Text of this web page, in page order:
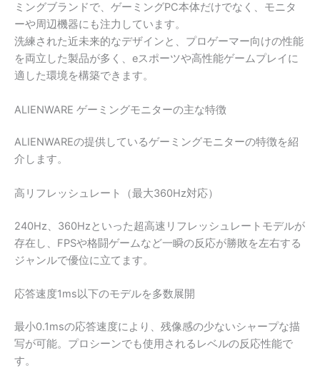
ミングブランドで、ゲーミングPC本体だけでなく、モニタ
ーや周辺機器にも注力しています。
洗練された近未来的なデザインと、プロゲーマー向けの性能
を両立した製品が多く、eスポーツや高性能ゲームプレイに
適した環境を構築できます。
ALIENWARE ゲーミングモニターの主な特徴
ALIENWAREの提供しているゲーミングモニターの特徴を紹
介します。
高リフレッシュレート（最大360Hz対応）
240Hz、360Hzといった超高速リフレッシュレートモデルが
存在し、FPSや格闘ゲームなど一瞬の反応が勝敗を左右する
ジャンルで優位に立てます。
応答速度1ms以下のモデルを多数展開
最小0.1msの応答速度により、残像感の少ないシャープな描
写が可能。プロシーンでも使用されるレベルの反応性能で
す。